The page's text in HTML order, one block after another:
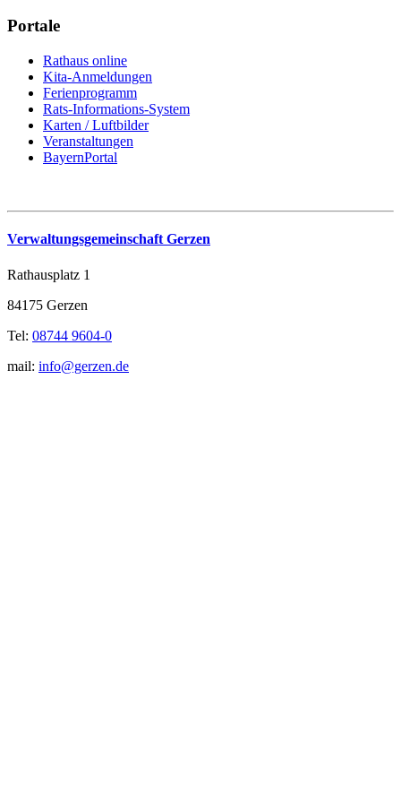
Portale
Rathaus online
Kita-Anmeldungen
Ferienprogramm
Rats-Informations-System
Karten / Luftbilder
Veranstaltungen
BayernPortal
Verwaltungsgemeinschaft Gerzen
Rathausplatz 1
84175 Gerzen
Tel: 08744 9604-0
mail: info@gerzen.de